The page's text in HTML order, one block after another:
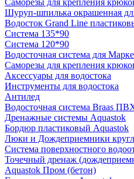
Саморезы для крепления
Шуруп-шпилька окрашенная
Водосток Grand Line
Система 135*90
Система 120*90
Водосточная система для
Саморезы для крепления
Аксессуары для водостока
Инструменты для водостока
Антилед
Водосточная система Braas
Дренажные системы Aquastok
Бордюр пластиковый Aquastok
Люки и Дождеприемники
Система поверхностного
Точечный дренаж
Aquastok Пром (бетон)